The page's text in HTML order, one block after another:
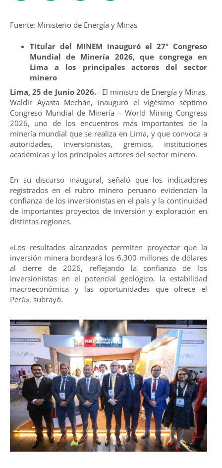
Fuente: Ministerio de Energía y Minas
Titular del MINEM inauguró el 27º Congreso
Mundial de Minería 2026, que congrega en
Lima a los principales actores del sector
minero
Lima, 25 de Junio 2026.– El ministro de Energía y Minas,
Waldir Ayasta Mechán, inauguró el vigésimo séptimo
Congreso Mundial de Minería – World Mining Congress
2026, uno de los encuentros más importantes de la
minería mundial que se realiza en Lima, y que convoca a
autoridades, inversionistas, gremios, instituciones
académicas y los principales actores del sector minero.
En su discurso inaugural, señaló que los indicadores
registrados en el rubro minero peruano evidencian la
confianza de los inversionistas en el país y la continuidad
de importantes proyectos de inversión y exploración en
distintas regiones.
«Los resultados alcanzados permiten proyectar que la
inversión minera bordeará los 6,300 millones de dólares
al cierre de 2026, reflejando la confianza de los
inversionistas en el potencial geológico, la estabilidad
macroeconómica y las oportunidades que ofrece el
Perú», subrayó.